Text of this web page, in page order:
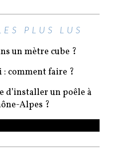
PLUS LUS
un mètre cube ?
comment faire ?
d’installer un poêle à
Alpes ?